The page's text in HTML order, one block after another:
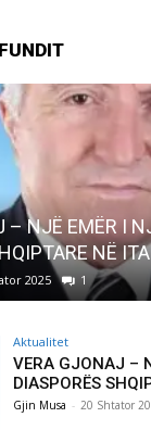
Gjin
Musa - 8 Shtator 2025
Aktualitet
VERA GJONAJ –
DIASPORËS
Gjin Musa - 20 Shtator